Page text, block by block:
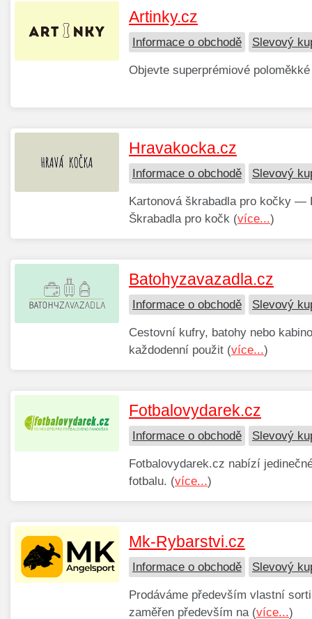
Artinky.cz
Informace o obchodě Slevový
Objevte superprémiové
Hravakocka.cz
Informace o obchodě Slevový
Kartonová škrabadla pro kočky —
Škrabadla pro kočk (více...)
Batohyzavazadla.cz
Informace o obchodě Slevový
Cestovní kufry, batohy nebo
každodenní použit (více...)
Fotbalovydarek.cz
Informace o obchodě Slevový
Fotbalovydarek.cz nabízí
fotbalu. (více...)
Mk-Rybarstvi.cz
Informace o obchodě Slevový
Prodáváme především vlastní
zaměřen především na (více...)